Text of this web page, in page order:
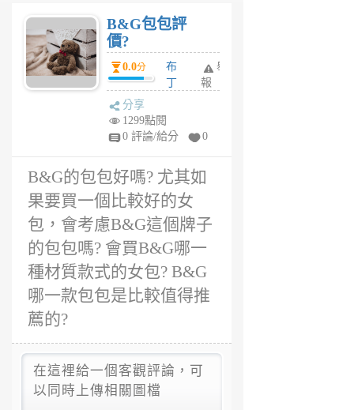
B&G包包評
價?
0.0分
布
丁
前
舉
報
分享
1299點閱
0 評論/給分
0
B&G的包包好嗎? 尤其如
果要買一個比較好的女
包，會考慮B&G這個牌子
的包包嗎? 會買B&G哪一
種材質款式的女包? B&G
哪一款包包是比較值得推
薦的?